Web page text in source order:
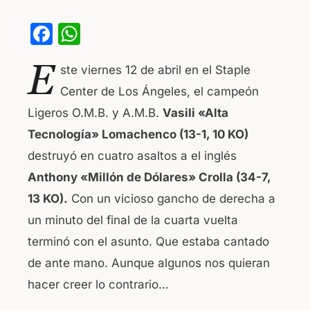
F
c
e
b
o
o
k
at
s
A
p
p
E ste viernes 12 de abril en el Staple
Center de Los Ángeles, el campeón
Ligeros O.M.B. y A.M.B. Vasili «Alta
Tecnología» Lomachenco (13-1, 10 KO)
destruyó en cuatro asaltos a el inglés
Anthony «Millón de Dólares» Crolla (34-7,
13 KO). Con un vicioso gancho de derecha a
un minuto del final de la cuarta vuelta
terminó con el asunto. Que estaba cantado
de ante mano. Aunque algunos nos quieran
hacer creer lo contrario…